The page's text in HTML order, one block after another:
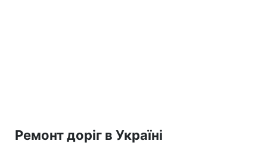
Ремонт доріг в Україні